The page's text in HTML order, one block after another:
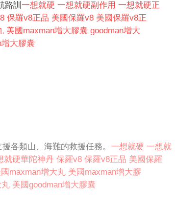
路訓 一想就硬 一想就硬副作用 一想就硬正
保羅v8正品 美國保羅v8 美國保羅v8正
美國maxman增大膠囊 goodman增大
增大膠囊
各類山、海難的救援任務。 一想就硬 一想就
就硬華陀神丹 保羅v8 保羅v8正品 美國保羅
maxman增大丸 美國maxman增大膠
丸 美國goodman增大膠囊